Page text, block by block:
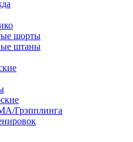
шорты
штаны
Грэпплинга